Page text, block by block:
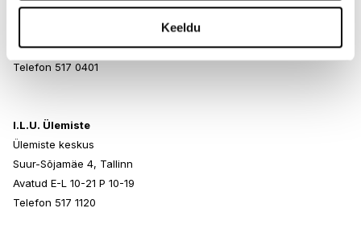
Keeldu
Rocca al Mare Kaubanduskeskus
Avatud E-L 10-21 P 10-19
Telefon 517 0401
I.L.U. Ülemiste
Ülemiste keskus
Suur-Sõjamäe 4, Tallinn
Avatud E-L 10-21 P 10-19
Telefon 517 1120